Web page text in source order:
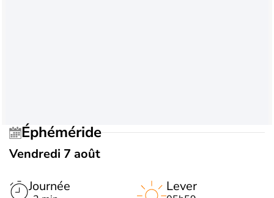
Éphéméride
Vendredi 7 août
Journée
Lever